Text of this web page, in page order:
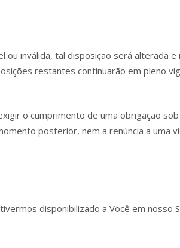
inválida, tal disposição será alterada
restantes continuarão em pleno
o cumprimento de uma obrigação
posterior, nem a renúncia a uma
disponibilizado a Você em nosso